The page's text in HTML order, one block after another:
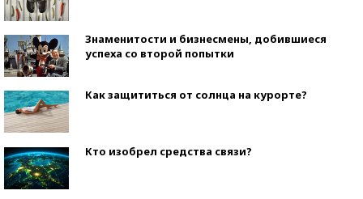
Знаменитости и бизнесмены, добившиеся
успеха со второй попытки
Как защититься от солнца на курорте?
Кто изобрел средства связи?